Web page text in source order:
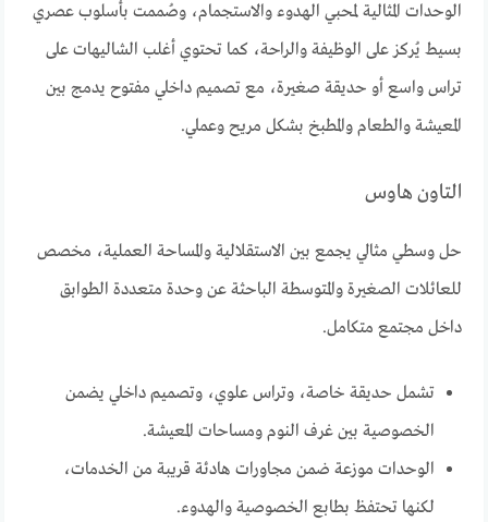
الوحدات المثالية لمحبي الهدوء والاستجمام، وصُممت بأسلوب عصري
بسيط يُركز على الوظيفة والراحة، كما تحتوي أغلب الشاليهات على
تراس واسع أو حديقة صغيرة، مع تصميم داخلي مفتوح يدمج بين
المعيشة والطعام والمطبخ بشكل مريح وعملي.
التاون هاوس
حل وسطي مثالي يجمع بين الاستقلالية والمساحة العملية، مخصص
للعائلات الصغيرة والمتوسطة الباحثة عن وحدة متعددة الطوابق
داخل مجتمع متكامل.
تشمل حديقة خاصة، وتراس علوي، وتصميم داخلي يضمن
الخصوصية بين غرف النوم ومساحات المعيشة.
الوحدات موزعة ضمن مجاورات هادئة قريبة من الخدمات،
لكنها تحتفظ بطابع الخصوصية والهدوء.